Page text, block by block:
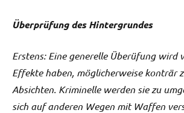
Überprüfung des Hintergrundes
Erstens: Eine generelle Überüfung wird
Effekte haben, möglicherweise konträr
Absichten. Kriminelle werden sie zu
sich auf anderen Wegen mit Waffen